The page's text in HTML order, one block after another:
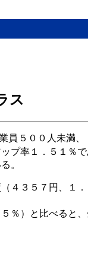
ス
員５００人未満
プ率１．５１％
。
３５７円、１
％）と比べると